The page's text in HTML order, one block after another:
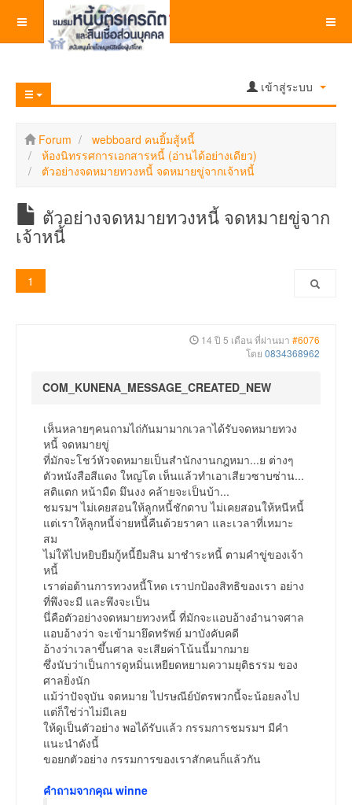
เข้าสู่ระบบ
Forum
webboard คนยิ้มสู้หนี้
ห้องนิทรรศการเอกสารหนี้ (อ่านได้อย่างเดียว)
ตัวอย่างจดหมายทวงหนี้ จดหมายขู่จากเจ้าหนี้
ตัวอย่างจดหมายทวงหนี้ จดหมายขู่จาก
เจ้าหนี้
1
14 ปี 5 เดือน ที่ผ่านมา #6076
โดย 0834368962
COM_KUNENA_MESSAGE_CREATED_NEW
เห็นหลายๆคนถามไถ่กันมามากเวลาได้รับจดหมายทวง
หนี้ จดหมายขู่
ที่มักจะโชว์หัวจดหมายเป็นสำนักงานกฎหมา...ย ต่างๆ
ตัวหนังสือสีแดง ใหญ่โต เห็นแล้วทำเอาเสียวซาบซ่าน...
สติแตก หน้ามืด มึนงง คล้ายจะเป็นบ้า...
ชมรมฯ ไม่เคยสอนให้ลูกหนี้ชักดาบ ไม่เคยสอนให้หนีหนี้
แต่เราให้ลูกหนี้จ่ายหนี้คืนด้วยราคา และเวลาที่เหมาะ
สม
ไม่ให้ไปหยิบยืมกู้หนี้ยืมสิน มาชำระหนี้ ตามคำขู่ของเจ้า
หนี้
เราต่อต้านการทวงหนี้โหด เราปกป้องสิทธิของเรา อย่าง
ที่พึงจะมี และพึงจะเป็น
นึ่คือตัวอย่างจดหมายทวงหนี้ ที่มักจะแอบอ้างอำนาจศาล
แอบอ้างว่า จะเข้ามายึดทรัพย์ มาบังคับคดี
อ้างว่าเวลาขึ้นศาล จะเสียค่าโน้นนี้มากมาย
ซึ่งนับว่าเป็นการดูหมิ่นเหยียดหยามความยุติธรรม ของ
ศาลยิ่งนัก
แม้ว่าปัจจุบัน จดหมาย ไปรษณีย์บัตรพวกนี้จะน้อยลงไป
แต่ก็ใช่ว่าไม่มีเลย
ให้ดูเป็นตัวอย่าง พอได้รับแล้ว กรรมการชมรมฯ มีคำ
แนะนำดังนี้
ขอยกตัวอย่าง กรรมการของเราสักคนก็แล้วกัน
คำถามจากคุณ winne